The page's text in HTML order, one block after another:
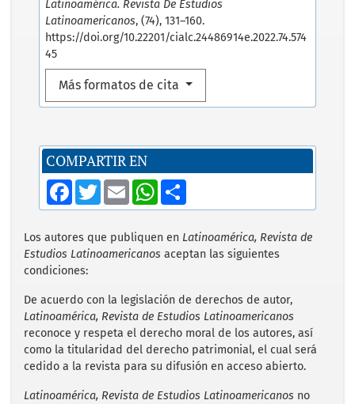
Latinoamérica. Revista De Estudios
Latinoamericanos, (74), 131–160.
https://doi.org/10.22201/cialc.24486914e.2022.74.574
45
Más formatos de cita
COMPARTIR EN
F
a
c
b
o
o
k
T
w
i
t
e
r
E
m
a
l
W
a
s
A
p
S
a
e
Los autores que publiquen en Latinoamérica, Revista de
Estudios Latinoamericanos aceptan las siguientes
condiciones:
De acuerdo con la legislación de derechos de autor,
Latinoamérica, Revista de Estudios Latinoamericanos
reconoce y respeta el derecho moral de los autores, así
como la titularidad del derecho patrimonial, el cual será
cedido a la revista para su difusión en acceso abierto.
Latinoamérica, Revista de Estudios Latinoamericanos no